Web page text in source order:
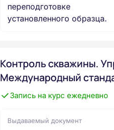
переподготовке
установленного образца.
Контроль скважины.
Международный
Запись на курс ежедневно
Выдаваемый документ